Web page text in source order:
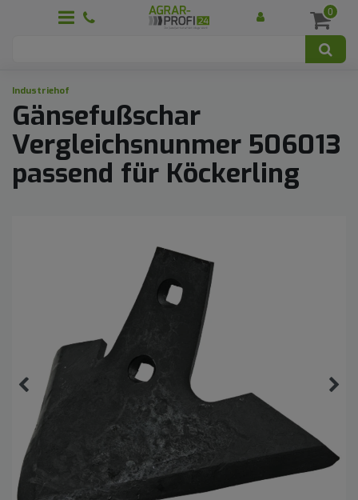
0
Industriehof
Gänsefußschar
Vergleichsnunmer 506013
passend für Köckerling